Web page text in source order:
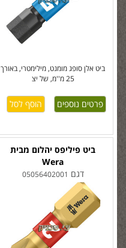
ביט אלן סופג מומנט, מילימטרי, באורך
25 מ''מ, של יצ
פרטים נוספים
ביט פיליפס יהלום מבית
Wera
דגם 05056402001